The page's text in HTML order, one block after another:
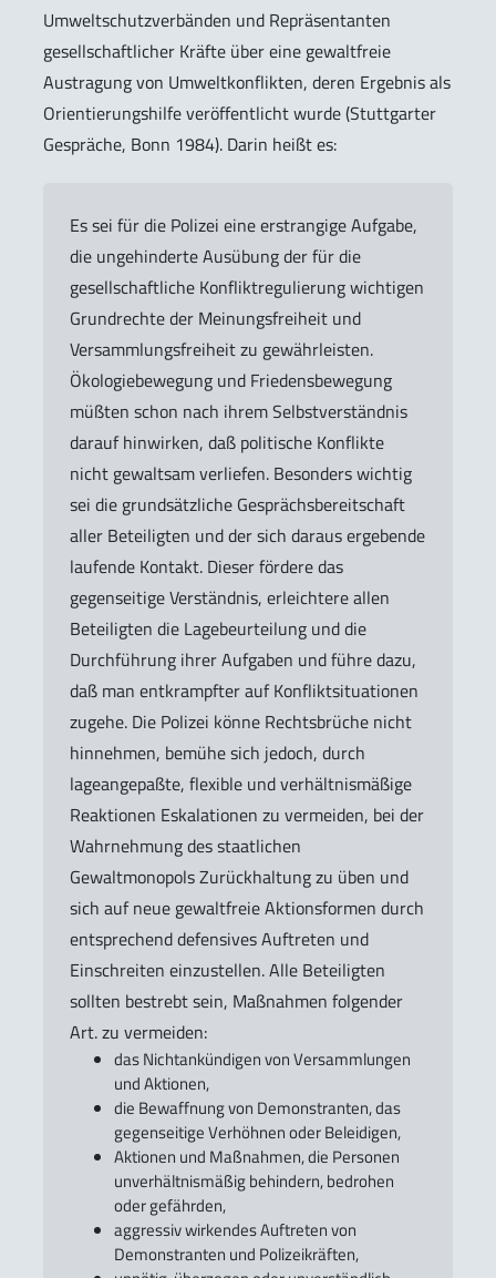
Umweltschutzverbänden und Repräsentanten
gesellschaftlicher Kräfte über eine gewaltfreie
Austragung von Umweltkonflikten, deren Ergebnis als
Orientierungshilfe veröffentlicht wurde (Stuttgarter
Gespräche, Bonn 1984). Darin heißt es:
Es sei für die Polizei eine erstrangige Aufgabe,
die ungehinderte Ausübung der für die
gesellschaftliche Konfliktregulierung wichtigen
Grundrechte der Meinungsfreiheit und
Versammlungsfreiheit zu gewährleisten.
Ökologiebewegung und Friedensbewegung
müßten schon nach ihrem Selbstverständnis
darauf hinwirken, daß politische Konflikte
nicht gewaltsam verliefen. Besonders wichtig
sei die grundsätzliche Gesprächsbereitschaft
aller Beteiligten und der sich daraus ergebende
laufende Kontakt. Dieser fördere das
gegenseitige Verständnis, erleichtere allen
Beteiligten die Lagebeurteilung und die
Durchführung ihrer Aufgaben und führe dazu,
daß man entkrampfter auf Konfliktsituationen
zugehe. Die Polizei könne Rechtsbrüche nicht
hinnehmen, bemühe sich jedoch, durch
lageangepaßte, flexible und verhältnismäßige
Reaktionen Eskalationen zu vermeiden, bei der
Wahrnehmung des staatlichen
Gewaltmonopols Zurückhaltung zu üben und
sich auf neue gewaltfreie Aktionsformen durch
entsprechend defensives Auftreten und
Einschreiten einzustellen. Alle Beteiligten
sollten bestrebt sein, Maßnahmen folgender
Art. zu vermeiden:
das Nichtankündigen von Versammlungen
und Aktionen,
die Bewaffnung von Demonstranten, das
gegenseitige Verhöhnen oder Beleidigen,
Aktionen und Maßnahmen, die Personen
unverhältnismäßig behindern, bedrohen
oder gefährden,
aggressiv wirkendes Auftreten von
Demonstranten und Polizeikräften,